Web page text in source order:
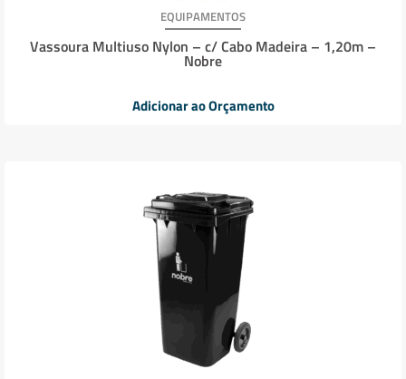
EQUIPAMENTOS
Vassoura Multiuso Nylon – c/ Cabo Madeira – 1,20m –
Nobre
Adicionar ao Orçamento